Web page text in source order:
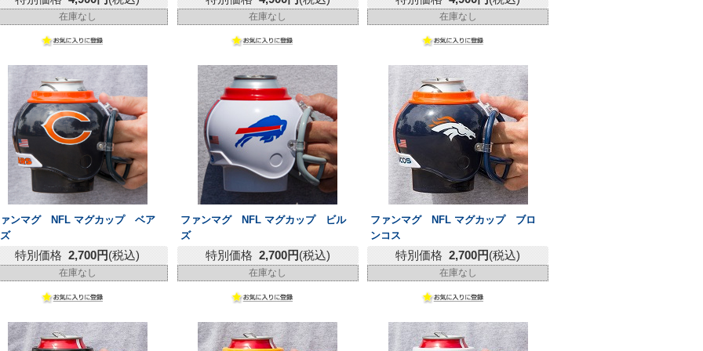
在庫なし 在庫なし 在庫なし
ンマグ NFL マグカップ ベア
特別価格 2,700円(税込)
在庫なし
ファンマグ NFL マグカップ ビル
ズ
特別価格 2,700円(税込)
在庫なし
ファンマグ NFL マグカップ ブロ
ンコス
特別価格 2,700円(税込)
在庫なし